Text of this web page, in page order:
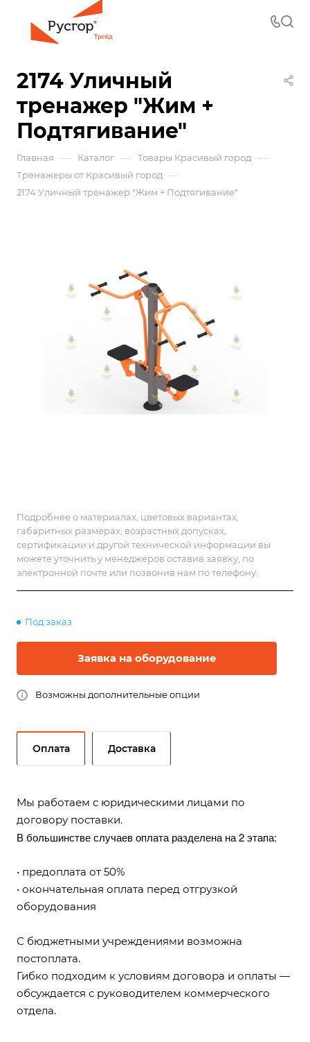
2174 Уличный
тренажер "Жим +
Подтягивание"
Главная — Каталог — Товары Красивый город —
Тренажеры от Красивый город —
2174 Уличный тренажер "Жим + Подтягивание"
Подробнее о материалах, цветовых вариантах,
габаритных размерах, возрастных допусках,
сертификации и другой технической информации вы
можете уточнить у менеджеров оставив заявку, по
электронной почте или позвонив нам по телефону.
Под заказ
Заявка на оборудование
Возможны дополнительные опции
Оплата Доставка
Мы работаем с юридическими лицами по
договору поставки.
В большинстве случаев оплата разделена на 2 этапа:
• предоплата от 50%
• окончательная оплата перед отгрузкой
оборудования
С бюджетными учреждениями возможна
постоплата.
Гибко подходим к условиям договора и оплаты —
обсуждается с руководителем коммерческого
отдела.